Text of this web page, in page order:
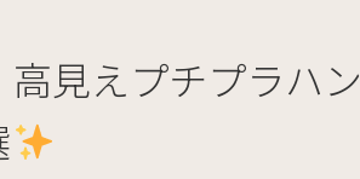
高見えプチプラハン